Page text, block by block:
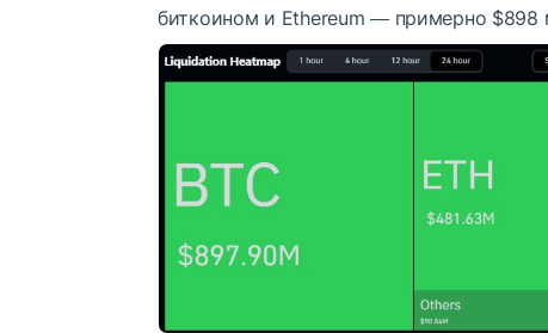
биткоином и Ethereum ― примерно $898